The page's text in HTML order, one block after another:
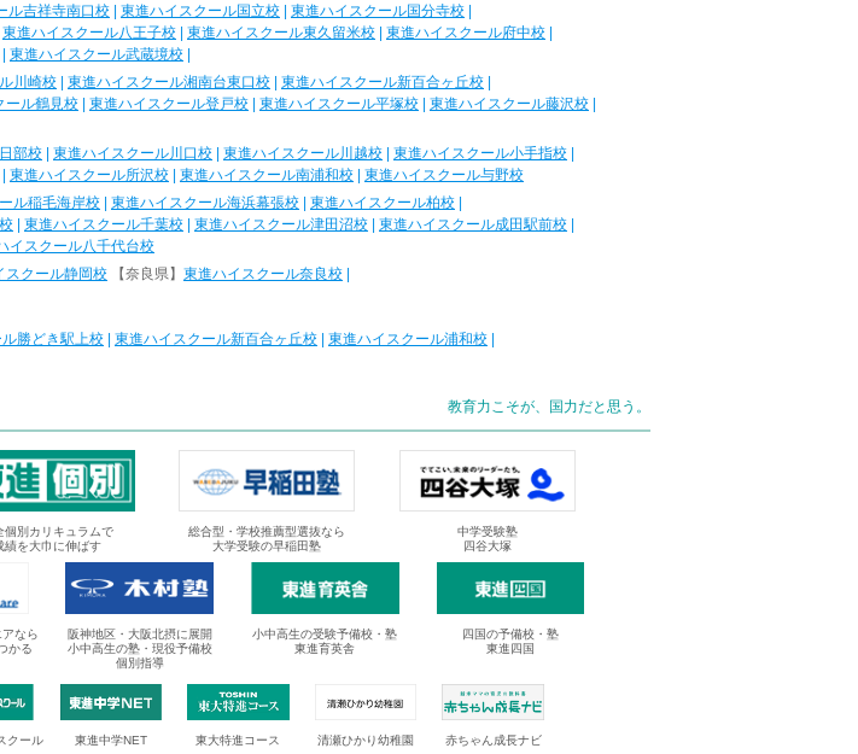
ル吉祥寺南口校 東進ハイスクール国立校 東進ハイスクール国分寺校
東進ハイスクール八王子校 東進ハイスクール東久留米校 東進ハイスクール府中校
東進ハイスクール武蔵境校
川崎校 東進ハイスクール湘南台東口校 東進ハイスクール新百合ヶ丘校
ール鶴見校 東進ハイスクール登戸校 東進ハイスクール平塚校 東進ハイスクール藤沢校
部校 東進ハイスクール川口校 東進ハイスクール川越校 東進ハイスクール小手指校
東進ハイスクール所沢校 東進ハイスクール南浦和校
東進ハイスクール与野校
ル稲毛海岸校 東進ハイスクール海浜幕張校 東進ハイスクール柏校
東進ハイスクール千葉校 東進ハイスクール津田沼校 東進ハイスクール成田駅前校
イスクール八千代台校
スクール静岡校 【奈良県】 東進ハイスクール奈良校
勝どき駅上校 東進ハイスクール新百合ヶ丘校 東進ハイスクール浦和校
教育力こそが、国力だと思う。
個別カリキュラムで
績を大巾に伸ばす
総合型・学校推薦型選抜なら
大学受験の早稲田塾
中学受験塾
四谷大塚
なら
かる
阪神地区・大阪北摂に展開
小中高生の塾・現役予備校
個別指導
小中高生の受験予備校・塾
東進育英舎
四国の予備校・塾
東進四国
クール 東進中学NET 東大特進コース 清瀬ひかり幼稚園 赤ちゃん成長ナビ